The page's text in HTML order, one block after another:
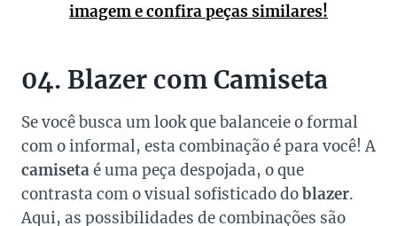
imagem e confira peças similares!
04. Blazer com Camiseta
Se você busca um look que balanceie o formal
com o informal, esta combinação é para você! A
camisetaé uma peça despojada, o que
contrasta com o visual sofisticado doblazer.
Aqui, as possibilidades de combinações são